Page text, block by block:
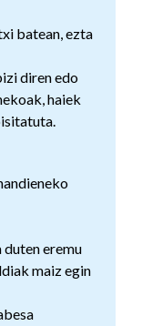
batean, ezta
diren edo
haiek
eremu
maiz egin